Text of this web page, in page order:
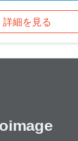
詳細を見る